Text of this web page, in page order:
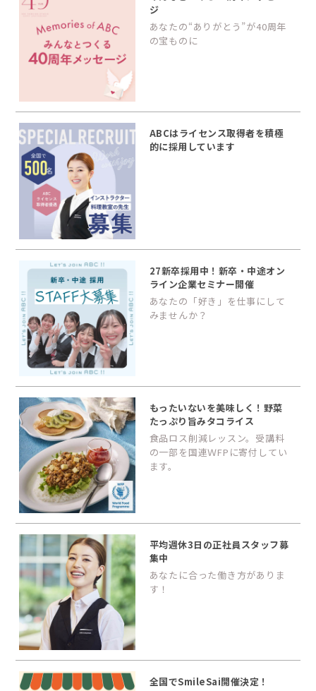
ジ
あなたの“ありがとう”が40周年
の宝ものに
ABCはライセンス取得者を積極
的に採用しています
27新卒採用中！新卒・中途オン
ライン企業セミナー開催
あなたの「好き」を仕事にして
みませんか？
もったいないを美味しく！野菜
たっぷり旨みタコライス
食品ロス削減レッスン。受講料
の一部を国連ＷFPに寄付してい
ます。
平均週休3日の正社員スタッフ募
集中
あなたに合った働き方がありま
す！
全国でSmileSai開催決定！